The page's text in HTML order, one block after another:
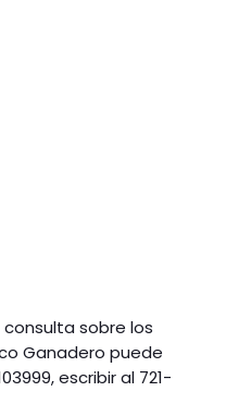
sobre los
Ganadero puede
escribir al 721-